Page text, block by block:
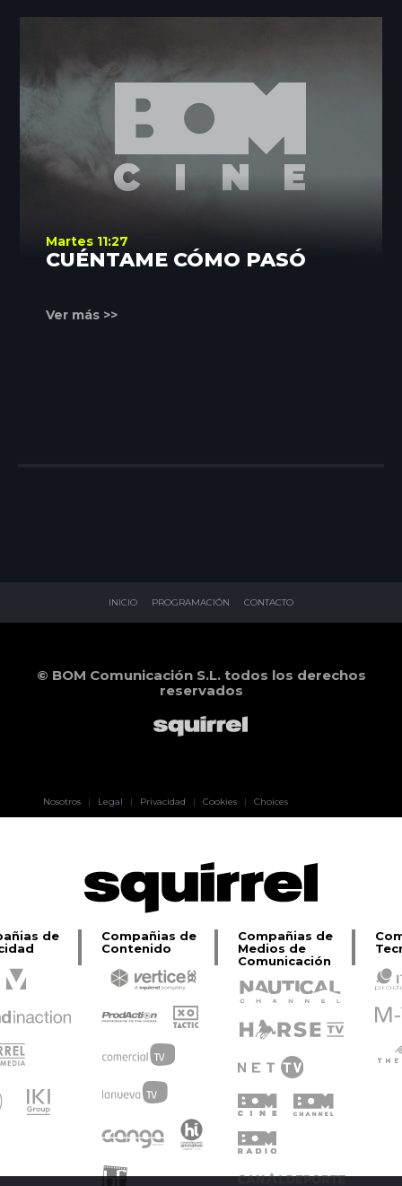
Martes 11:27
CUÉNTAME CÓMO PASÓ
Ver más >>
INICIO PROGRAMACIÓN CONTACTO
© BOM Comunicación S.L. todos los derechos
reservados
Nosotros | Legal | Privacidad | Cookies | Choices
de
Compañias de
Contenido
Compañias de
Medios de
Comunicación